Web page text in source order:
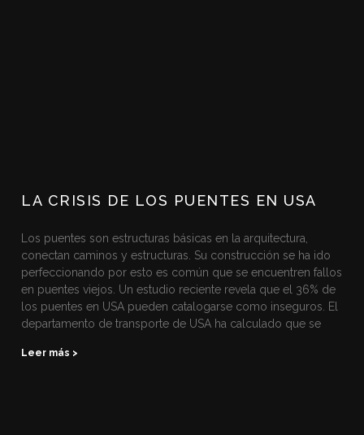
LA CRISIS DE LOS PUENTES EN USA
Los puentes son estructuras básicas en la arquitectura,
conectan caminos y estructuras. Su construcción se ha ido
perfeccionando por esto es común que se encuentren fallos
en puentes viejos. Un estudio reciente revela que el 36% de
los puentes en USA pueden catalogarse como inseguros. El
departamento de transporte de USA ha calculado que se
Leer más >